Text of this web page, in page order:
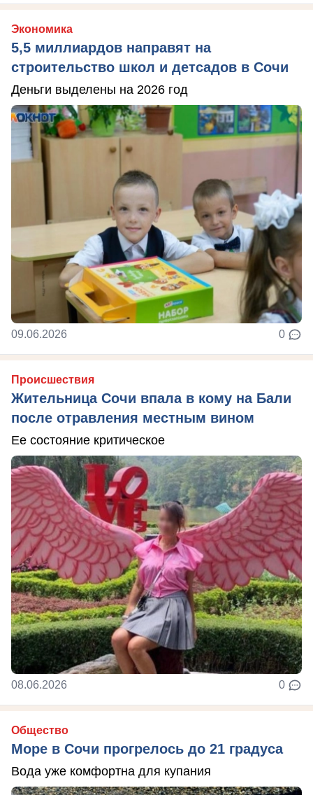
Экономика
5,5 миллиардов направят на
строительство школ и детсадов в Сочи
Деньги выделены на 2026 год
09.06.2026 0
Происшествия
Жительница Сочи впала в кому на Бали
после отравления местным вином
Ее состояние критическое
08.06.2026 0
Общество
Море в Сочи прогрелось до 21 градуса
Вода уже комфортна для купания